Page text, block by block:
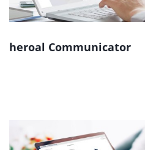
heroal Communicator